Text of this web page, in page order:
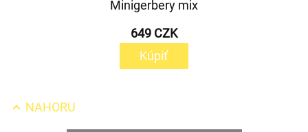
Minigerbery mix
649 CZK
Kúpiť
NAHORU